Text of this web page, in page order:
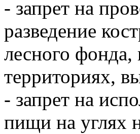
- запрет на
разведение
лесного
территориях,
- запрет на
пищи на углях